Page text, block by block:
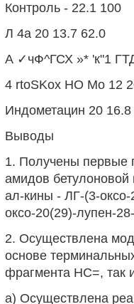
Контроль - 22.1 100
Л 4а 20 13.7 62.0
А ✓чФ^ГСХ »* 'к"1
4 rtoSKox НО Mo 12
Индометацин 20 16.8
Выводы
1. Получены первые
амидов
ал-кины - ЛГ-(3-
оксо-20(29)-лупен-
2. Осуществлена
основе
фрагмента НС=, так
а) Осуществлена